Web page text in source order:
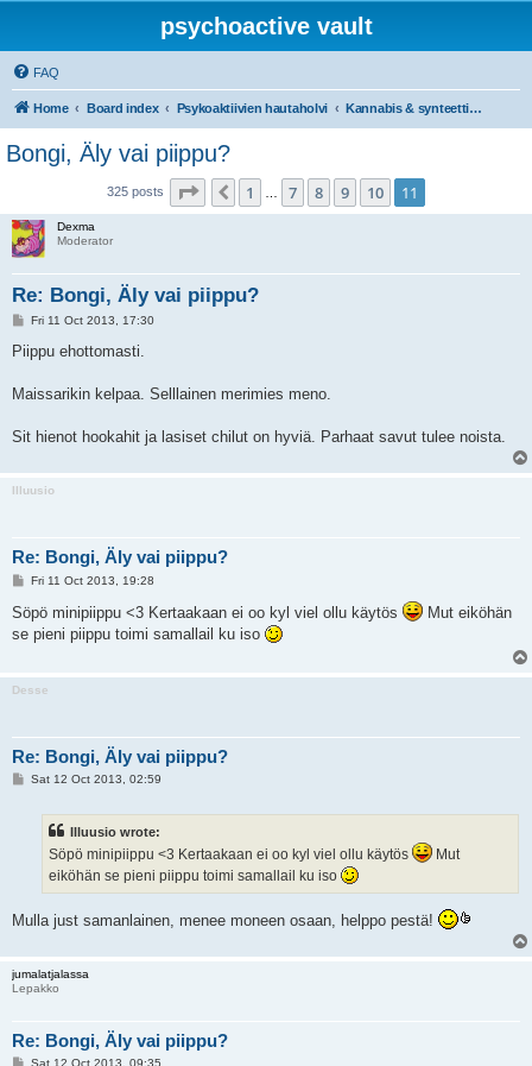
psychoactive vault
FAQ
Home Board index Psykoaktiivien hautaholvi Kannabis & synteettiset kannabinoidit
Bongi, Äly vai piippu?
325 posts Page 11 of 11
Previous
1 7 8 9 10 11
Dexma
Moderator
Re: Bongi, Äly vai piippu?
P
s
Fri 11 Oct 2013, 17:30
Piippu ehottomasti.
Maissarikin kelpaa. Selllainen merimies meno.
Sit hienot hookahit ja lasiset chilut on hyviä. Parhaat savut tulee noista.
Illuusio
Re: Bongi, Äly vai piippu?
P
s
t
Fri 11 Oct 2013, 19:28
Söpö minipiippu <3 Kertaakaan ei oo kyl viel ollu käytös
Mut eiköhän
se pieni piippu toimi samallail ku iso
Desse
Re: Bongi, Äly vai piippu?
PSat 12 Oct 2013, 02:59
Illuusio wrote:
Söpö minipiippu <3 Kertaakaan ei oo kyl viel ollu käytös
Mut
eiköhän se pieni piippu toimi samallail ku iso
Mulla just samanlainen, menee moneen osaan, helppo pestä!
jumalatjalassa
Lepakko
Re: Bongi, Äly vai piippu?
PSat 12 Oct 2013, 09:35